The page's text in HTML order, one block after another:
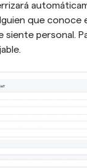
que conoce
siente personal.